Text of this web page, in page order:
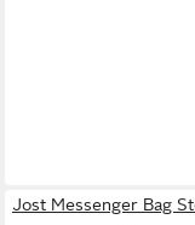
Jost Messenger Bag